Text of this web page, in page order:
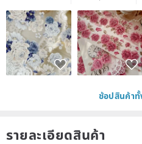
ช้อปสินค้า
รายละเอียดสินค้า